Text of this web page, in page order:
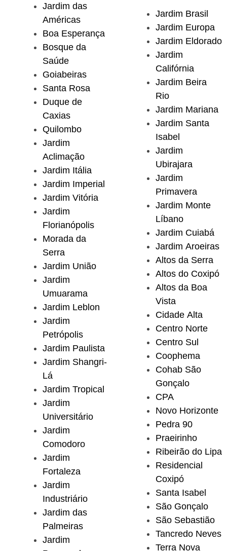
Jardim das
Américas
Boa Esperança
Bosque da
Saúde
Goiabeiras
Santa Rosa
Duque de
Caxias
Quilombo
Jardim
Aclimação
Jardim Itália
Jardim Imperial
Jardim Vitória
Jardim
Florianópolis
Morada da
Serra
Jardim União
Jardim
Umuarama
Jardim Leblon
Jardim
Petrópolis
Jardim Paulista
Jardim Shangri-
Lá
Jardim Tropical
Jardim
Universitário
Jardim
Comodoro
Jardim
Fortaleza
Jardim
Industriário
Jardim das
Palmeiras
Jardim
Jardim Brasil
Jardim Europa
Jardim Eldorado
Jardim
Califórnia
Jardim Beira
Rio
Jardim Mariana
Jardim Santa
Isabel
Jardim
Ubirajara
Jardim
Primavera
Jardim Monte
Líbano
Jardim Cuiabá
Jardim Aroeiras
Altos da Serra
Altos do Coxipó
Altos da Boa
Vista
Cidade Alta
Centro Norte
Centro Sul
Coophema
Cohab São
Gonçalo
CPA
Novo Horizonte
Pedra 90
Praeirinho
Ribeirão do Lipa
Residencial
Coxipó
Santa Isabel
São Gonçalo
São Sebastião
Tancredo Neves
Terra Nova